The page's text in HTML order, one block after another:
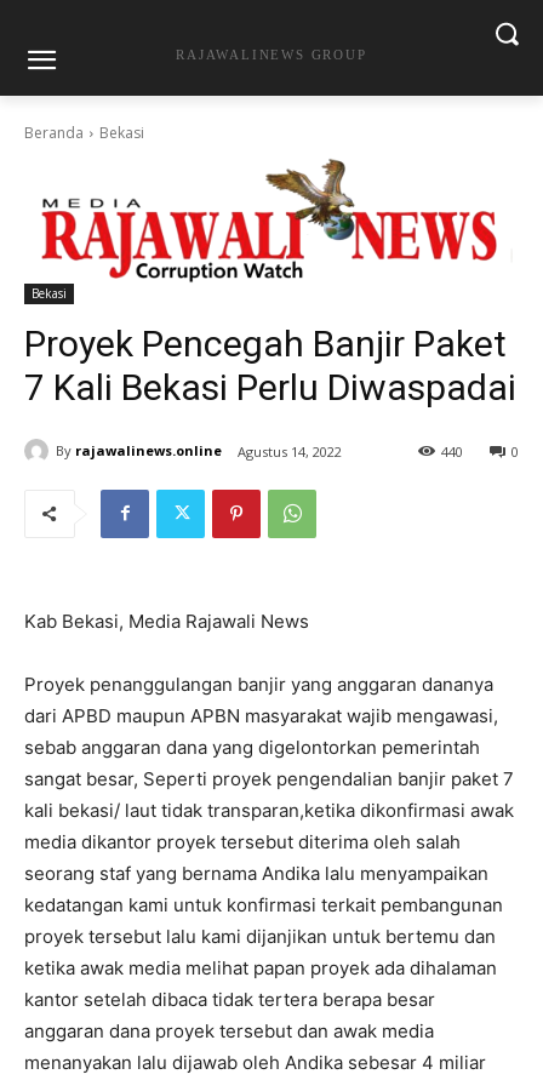
RAJAWALINEWS GROUP
Beranda Bekasi
Bekasi
Proyek Pencegah Banjir Paket
7 Kali Bekasi Perlu Diwaspadai
By rajawalinews.online Agustus 14, 2022 0
440
Kab Bekasi, Media Rajawali News
Proyek penanggulangan banjir yang anggaran dananya
dari APBD maupun APBN masyarakat wajib mengawasi,
sebab anggaran dana yang digelontorkan pemerintah
sangat besar, Seperti proyek pengendalian banjir paket 7
kali bekasi/ laut tidak transparan,ketika dikonfirmasi awak
media dikantor proyek tersebut diterima oleh salah
seorang staf yang bernama Andika lalu menyampaikan
kedatangan kami untuk konfirmasi terkait pembangunan
proyek tersebut lalu kami dijanjikan untuk bertemu dan
ketika awak media melihat papan proyek ada dihalaman
kantor setelah dibaca tidak tertera berapa besar
anggaran dana proyek tersebut dan awak media
menanyakan lalu dijawab oleh Andika sebesar 4 miliar